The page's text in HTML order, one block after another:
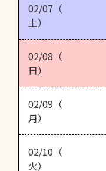
02/07（
土）
02/08（
日）
02/09（
月）
02/10（
火）